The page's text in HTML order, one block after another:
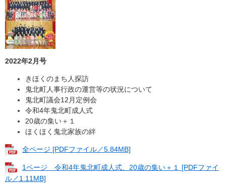
2022年2月号
きほくのまち人探訪
鬼北町人事行政の運営等の状況について
鬼北町議会12月定例会
令和4年鬼北町成人式
20歳の集い＋１
ほくほく鬼北家族の絆
全ページ [PDFファイル／5.84MB]
1ページ 令和4年鬼北町成人式、20歳の集い＋１ [PDFファイ
ル／1.11MB]